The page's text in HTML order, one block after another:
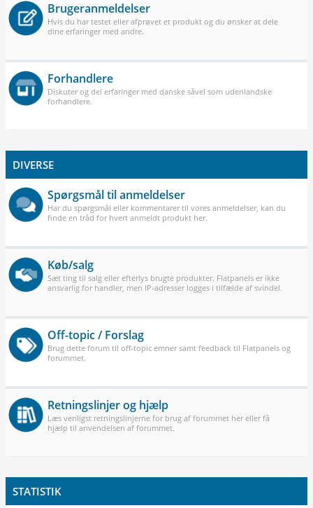
Brugeranmeldelser
Hvis du har testet eller afprøvet et produkt og du ønsker at dele
dine erfaringer med andre.
Forhandlere
Diskuter og del erfaringer med danske såvel som udenlandske
forhandlere.
DIVERSE
Spørgsmål til anmeldelser
Har du spørgsmål eller kommentarer til vores anmeldelser, kan du
finde en tråd for hvert anmeldt produkt her.
Køb/salg
Sæt ting til salg eller efterlys brugte produkter. Flatpanels er ikke
ansvarlig for handler, men IP-adresser logges i tilfælde af svindel.
Off-topic / Forslag
Brug dette forum til off-topic emner samt feedback til Flatpanels og
forummet.
Retningslinjer og hjælp
Læs venligst retningslinjerne for brug af forummet her eller få
hjælp til anvendelsen af forummet.
STATISTIK